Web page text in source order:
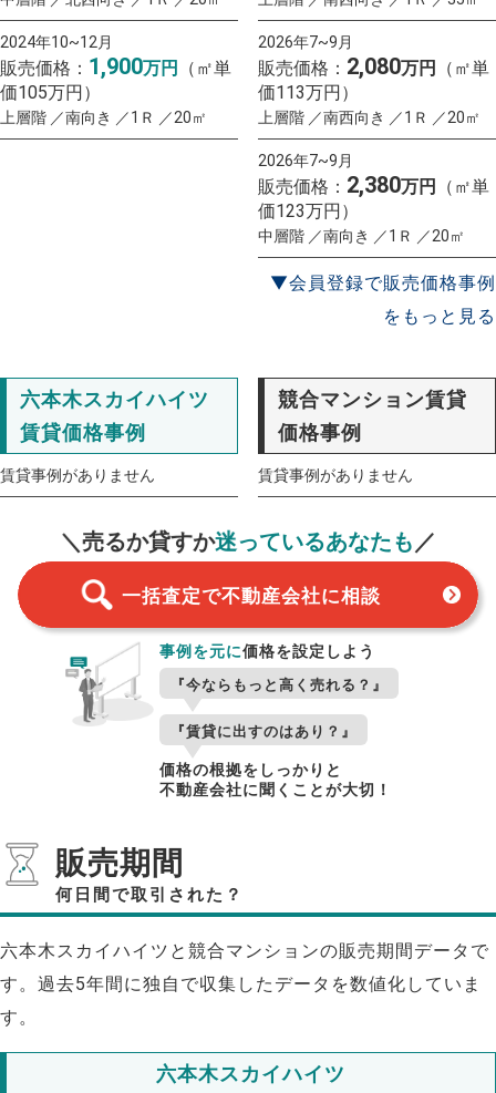
2024年10~12月
販売価格： 1,900万円
（㎡単
価105万円）
上層階 ／南向き ／1Ｒ ／20㎡
2026年7~9月
販売価格： 2,080万円
（㎡単
価113万円）
上層階 ／南西向き ／1Ｒ ／20㎡
2026年7~9月
販売価格： 2,380万円
（㎡単
価123万円）
中層階 ／南向き ／1Ｒ ／20㎡
▼会員登録で販売価格事例
をもっと見る
六本木スカイハイツ
賃貸価格事例
賃貸事例がありません
競合マンション賃貸
価格事例
賃貸事例がありません
＼売るか貸すか迷っているあなたも／
一括査定で不動産会社に相談
一括査定 スタート！
事例を元に価格を設定しよう
『今ならもっと高く売れる？』
『賃貸に出すのはあり？』
価格の根拠をしっかりと
不動産会社に聞くことが大切！
販売期間
何日間で取引された？
六本木スカイハイツと競合マンションの販売期間データで
す。過去5年間に独自で収集したデータを数値化していま
す。
六本木スカイハイツ